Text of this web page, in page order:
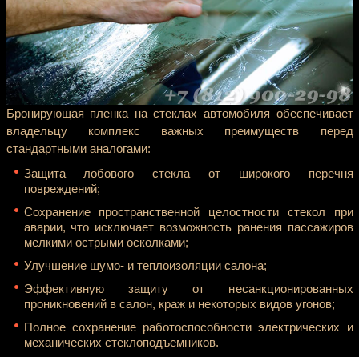
Бронирующая пленка на стеклах автомобиля обеспечивает
владельцу комплекс важных преимуществ перед
стандартными аналогами:
Защита лобового стекла от широкого перечня
повреждений;
Сохранение пространственной целостности стекол при
аварии, что исключает возможность ранения пассажиров
мелкими острыми осколками;
Улучшение шумо- и теплоизоляции салона;
Эффективную защиту от несанкционированных
проникновений в салон, краж и некоторых видов угонов;
Полное сохранение работоспособности электрических и
механических стеклоподъемников.